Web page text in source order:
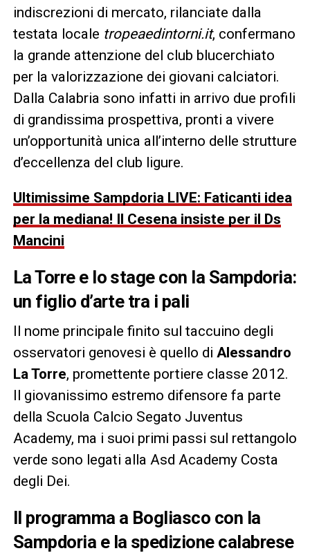
indiscrezioni di mercato, rilanciate dalla
testata locale tropeaedintorni.it, confermano
la grande attenzione del club blucerchiato
per la valorizzazione dei giovani calciatori.
Dalla Calabria sono infatti in arrivo due profili
di grandissima prospettiva, pronti a vivere
un’opportunità unica all’interno delle strutture
d’eccellenza del club ligure.
Ultimissime Sampdoria LIVE: Faticanti idea
per la mediana! Il Cesena insiste per il Ds
Mancini
La Torre e lo stage con la Sampdoria:
un figlio d’arte tra i pali
Il nome principale finito sul taccuino degli
osservatori genovesi è quello di Alessandro
La Torre, promettente portiere classe 2012.
Il giovanissimo estremo difensore fa parte
della Scuola Calcio Segato Juventus
Academy, ma i suoi primi passi sul rettangolo
verde sono legati alla Asd Academy Costa
degli Dei.
Il programma a Bogliasco con la
Sampdoria e la spedizione calabrese